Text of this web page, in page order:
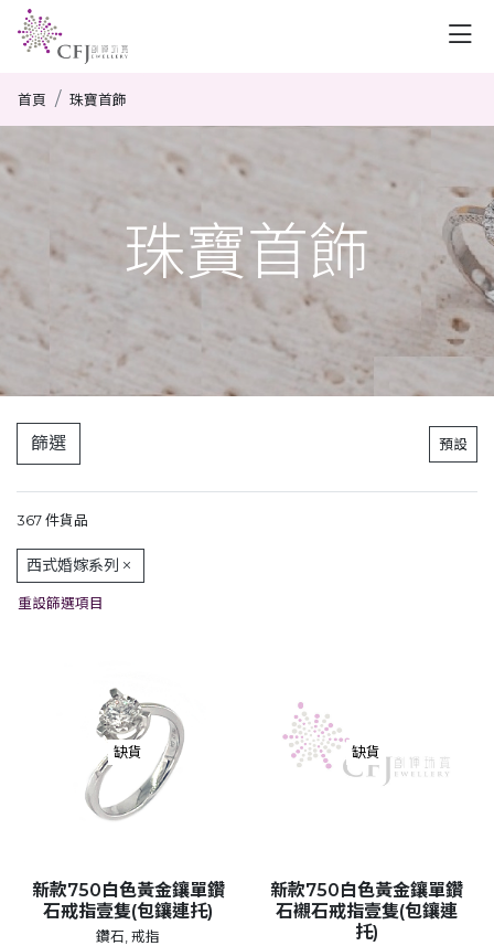
首頁 珠寶首飾
珠寶首飾
篩選 預設
367 件貨品
西式婚嫁系列
重設篩選項目
缺貨
新款750白色黃金鑲單鑽
石戒指壹隻(包鑲連托)
鑽石, 戒指
缺貨
新款750白色黃金鑲單鑽
石襯石戒指壹隻(包鑲連
托)